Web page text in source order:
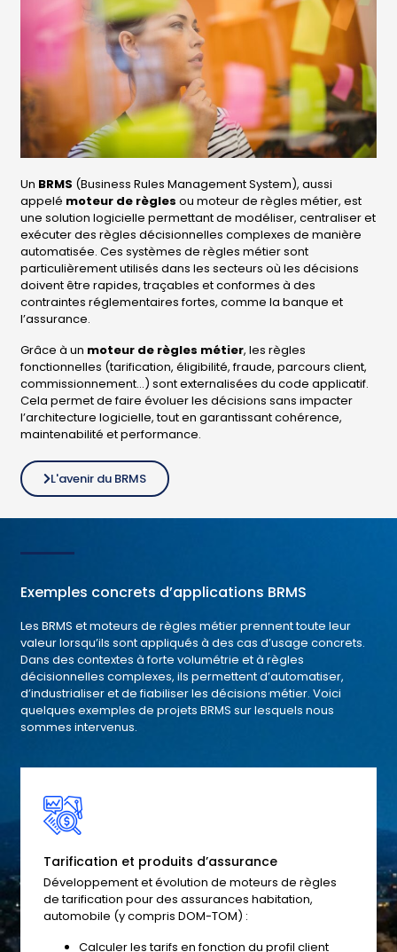
Un BRMS (Business Rules Management System), aussi
appelé moteur de règles ou moteur de règles métier, est
une solution logicielle permettant de modéliser, centraliser et
exécuter des règles décisionnelles complexes de manière
automatisée. Ces systèmes de règles métier sont
particulièrement utilisés dans les secteurs où les décisions
doivent être rapides, traçables et conformes à des
contraintes réglementaires fortes, comme la banque et
l’assurance.
Grâce à un moteur de règles métier, les règles
fonctionnelles (tarification, éligibilité, fraude, parcours client,
commissionnement…) sont externalisées du code applicatif.
Cela permet de faire évoluer les décisions sans impacter
l’architecture logicielle, tout en garantissant cohérence,
maintenabilité et performance.
L'avenir du BRMS
Exemples concrets d’applications BRMS
Les BRMS et moteurs de règles métier prennent toute leur
valeur lorsqu’ils sont appliqués à des cas d’usage concrets.
Dans des contextes à forte volumétrie et à règles
décisionnelles complexes, ils permettent d’automatiser,
d’industrialiser et de fiabiliser les décisions métier. Voici
quelques exemples de projets BRMS sur lesquels nous
sommes intervenus.
Tarification et produits d’assurance
Développement et évolution de moteurs de règles
de tarification pour des assurances habitation,
automobile (y compris DOM-TOM) :
Calculer les tarifs en fonction du profil client